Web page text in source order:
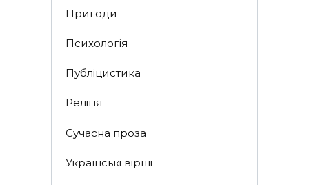
Пригоди
Психологія
Публіцистика
Релігія
Сучасна проза
Українські вірші